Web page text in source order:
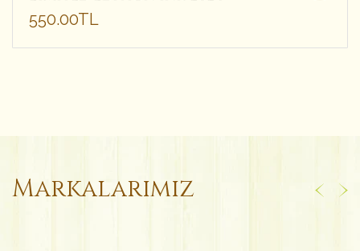
550.00TL
Markalarımız